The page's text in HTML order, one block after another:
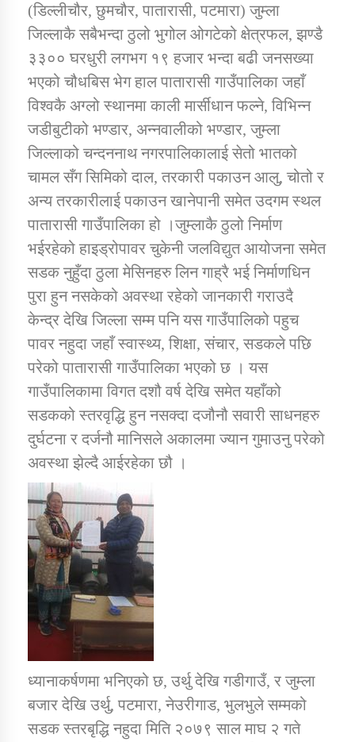
कार्यक्रम कार्यान्वयन एकाई जुम्लाको सुचना
कर्णाली प्राविधि शिक्षालय जुम्लाको सुचना
तातोपानी गाउँपालिकाको न्यायिक समिति सम्बन्धी सन्देश
तातोपानी गाउँपालिका जुम्लाको महिला तथा लैङ्गिक हिंसा
सम्बन्धी सूचना सन्देश
तातोपानी गाउँपालिका जुम्लाको महिनावारी सम्बन्धिकाे
सन्देश
तातोपानी गाउँपालिका जुम्लाको बालविवाह सन्देश
तातोपानी गाउँपालिका जुम्लाको सूचना
तातोपानी गाउँपालिका जुम्लाको सूचना
(डिल्लीचौर, छुमचौर, पातारासी, पटमारा) जुम्ला
जिल्लाकै सबैभन्दा ठुलो भुगोल ओगटेको क्षेत्रफल, झण्डै
३३०० घरधुरी लगभग १९ हजार भन्दा बढी जनसख्या
भएको चौधबिस भेग हाल पातारासी गाउँपालिका जहाँ
विश्वकै अग्लो स्थानमा काली मार्सीधान फल्ने, विभिन्न
जडीबुटीको भण्डार, अन्नवालीको भण्डार, जुम्ला
जिल्लाको चन्दननाथ नगरपालिकालाई सेतो भातको
चामल सँग सिमिको दाल, तरकारी पकाउन आलु, चोतो र
अन्य तरकारीलाई पकाउन खानेपानी समेत उदगम स्थल
पातारासी गाउँपालिका हो ।जुम्लाकै ठुलो निर्माण
भईरहेको हाइड्रोपावर चुकेनी जलविद्युत आयोजना समेत
सडक नुहुँदा ठुला मेसिनहरु लिन गाह्रै भई निर्माणधिन
पुरा हुन नसकेको अवस्था रहेको जानकारी गराउदै
केन्द्र देखि जिल्ला सम्म पनि यस गाउँपालिको पहुच
पावर नहुदा जहाँ स्वास्थ्य, शिक्षा, संचार, सडकले पछि
परेको पातारासी गाउँपालिका भएको छ । यस
गाउँपालिकामा विगत दशौ वर्ष देखि समेत यहाँको
सडकको स्तरवृद्धि हुन नसक्दा दजौनौ सवारी साधनहरु
दुर्घटना र दर्जनौ मानिसले अकालमा ज्यान गुमाउनु परेको
अवस्था झेल्दै आईरहेका छौ ।
ध्यानाकर्षणमा भनिएको छ, उर्थु देखि गडीगाउँ, र जुम्ला
बजार देखि उर्थु, पटमारा, नेउरीगाड, भुलभुले सम्मको
सडक स्तरबृद्धि नहुदा मिति २०७९ साल माघ २ गते